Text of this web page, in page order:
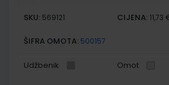
SKU: 569121 CIJENA: 11,73
ŠIFRA OMOTA: 500157
Udžbenik Omot